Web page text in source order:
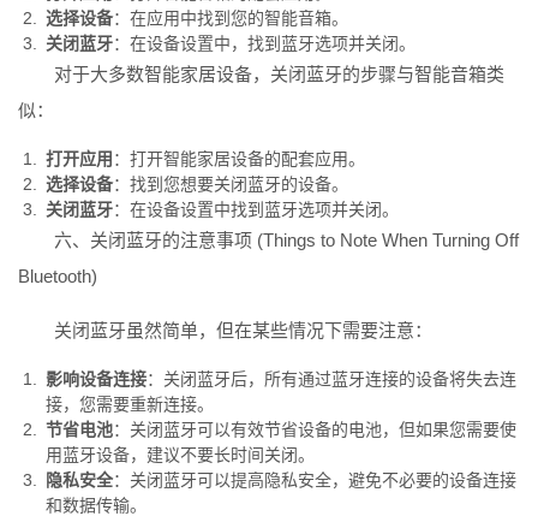
选择设备：在应用中找到您的智能音箱。
关闭蓝牙：在设备设置中，找到蓝牙选项并关闭。
对于大多数智能家居设备，关闭蓝牙的步骤与智能音箱类
似：
打开应用 ：打开智能家居设备的配套应用。
选择设备：找到您想要关闭蓝牙的设备。
关闭蓝牙：在设备设置中找到蓝牙选项并关闭。
六、关闭蓝牙的注意事项 (Things to Note When Turning Off
Bluetooth)
关闭蓝牙虽然简单，但在某些情况下需要注意：
影响设备连接：关闭蓝牙后，所有通过蓝牙连接的设备将失去连
接，您需要重新连接。
节省电池：关闭蓝牙可以有效节省设备的电池，但如果您需要使
用蓝牙设备，建议不要长时间关闭。
隐私安全：关闭蓝牙可以提高隐私安全，避免不必要的设备连接
和数据传输。